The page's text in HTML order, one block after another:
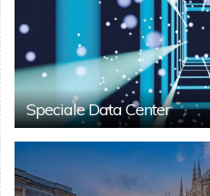
Speciale Data Center